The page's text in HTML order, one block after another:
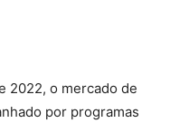
2022, o mercado de
por programas